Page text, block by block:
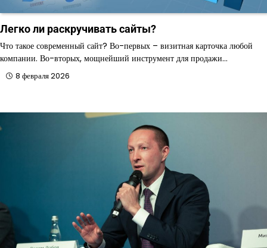
Легко ли раскручивать сайты?
Что такое современный сайт? Во-первых – визитная карточка любой
компании. Во-вторых, мощнейший инструмент для продажи…
8 февраля 2026